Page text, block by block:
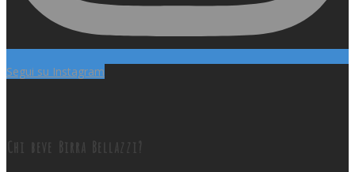
Segui su Instagram
Chi beve Birra Bellazzi?